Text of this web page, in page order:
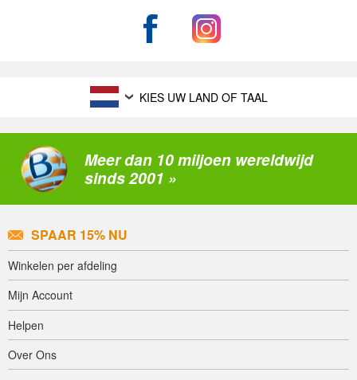
KIES UW LAND OF TAAL
Meer dan 10 miljoen wereldwijd
sinds 2001 »
SPAAR 15% NU
Winkelen per afdeling
Mijn Account
Helpen
Over Ons